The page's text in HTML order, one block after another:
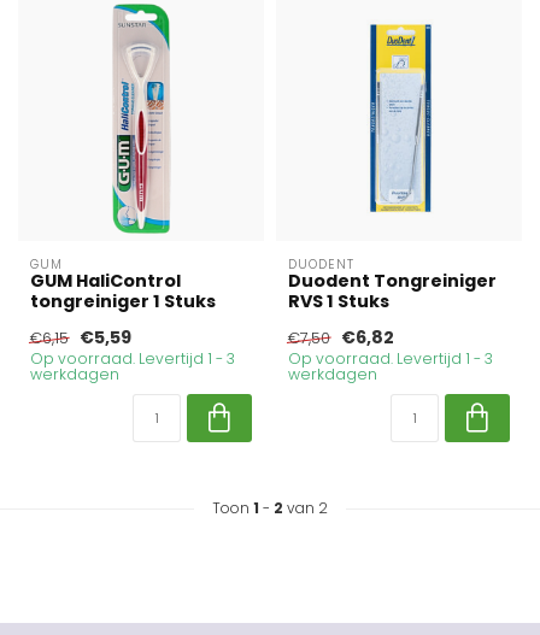
GUM
GUM HaliControl
tongreiniger 1 Stuks
€6,15 €5,59
Op voorraad. Levertijd 1 - 3
werkdagen
DUODENT
Duodent Tongreiniger
RVS 1 Stuks
€7,50 €6,82
Op voorraad. Levertijd 1 - 3
werkdagen
Toon 1 - 2 van 2